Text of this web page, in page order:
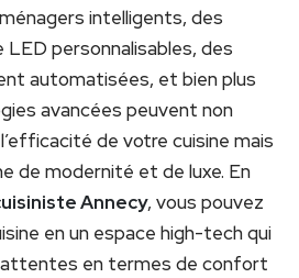
intelligents, des
LED personnalisables, des
automatisées, et bien plus
avancées peuvent non
de votre cuisine mais
de modernité et de luxe. En
Annecy, vous pouvez
en un espace high-tech qui
en termes de confort